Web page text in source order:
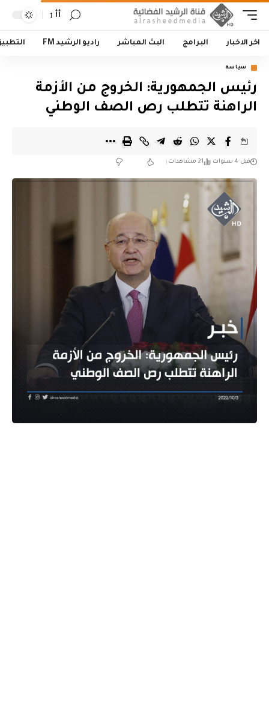
أأ
اخر الاخبار البرامج البث المباشر راديو الرشيد FM
سياسة
رئيس الجمهورية: الخروج من الأزمة
الراهنة تتطلب رص الصف الوطني
قبل 4 سنوات 21 مشاهدات